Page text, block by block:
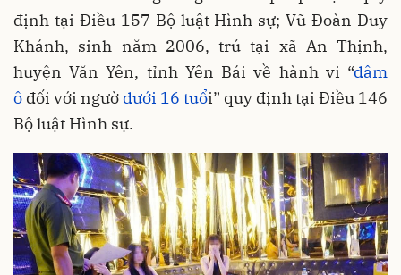
định tại Điều 157 Bộ luật Hình sự; Vũ Đoàn Duy
Khánh, sinh năm 2006, trú tại xã An Thịnh,
huyện Văn Yên, tỉnh Yên Bái về hành vi “dâm
ô đối với ngườ dưới 16 tuổi” quy định tại Điều 146
Bộ luật Hình sự.